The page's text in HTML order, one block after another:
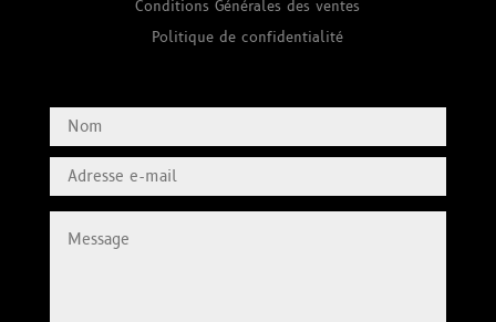
Conditions Générales des ventes
Politique de confidentialité